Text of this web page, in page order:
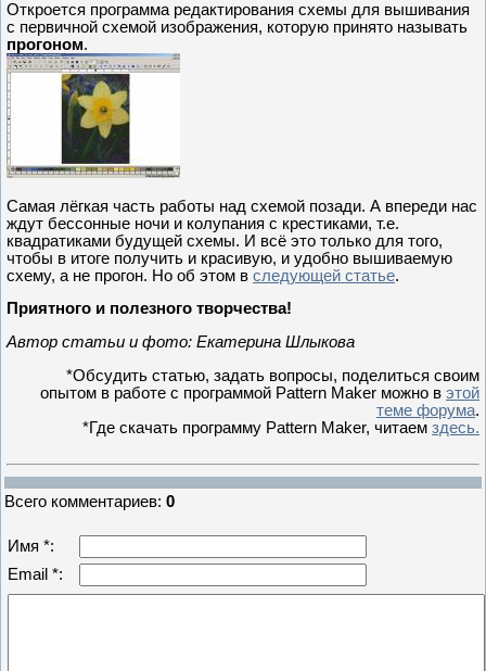
Откроется программа редактирования схемы для вышивания
с первичной схемой изображения, которую принято называть
прогоном.
Самая лёгкая часть работы над схемой позади. А впереди нас
ждут бессонные ночи и колупания с крестиками, т.е.
квадратиками будущей схемы. И всё это только для того,
чтобы в итоге получить и красивую, и удобно вышиваемую
схему, а не прогон. Но об этом в следующей статье.
Приятного и полезного творчества!
Автор статьи и фото: Екатерина Шлыкова
*Обсудить статью, задать вопросы, поделиться своим
опытом в работе с программой Pattern Maker можно в этой
теме форума.
*Где скачать программу Pattern Maker, читаем здесь.
Всего комментариев: 0
Имя *:
Email *: